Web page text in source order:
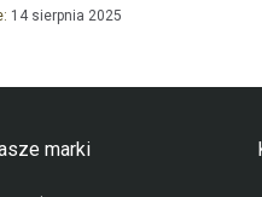
14 sierpnia 2025
marki